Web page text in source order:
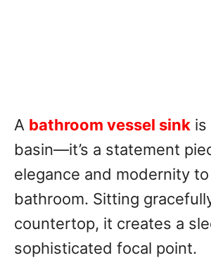
A bathroom vessel sink is
basin—it’s a statement
elegance and modernity
bathroom. Sitting
countertop, it creates a
sophisticated focal point.